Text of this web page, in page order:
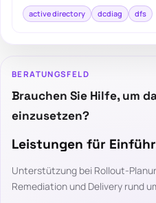
active directory dcdiag dfs
BERATUNGSFELD
Brauchen Sie Hilfe, um
einzusetzen?
Leistungen für
Unterstützung bei Rollout-
Remediation und Delivery rund